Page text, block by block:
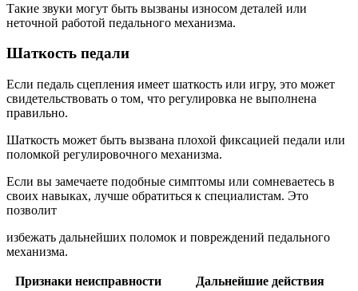
Такие звуки могут быть вызваны износом деталей или
неточной работой педального механизма.
Шаткость педали
Если педаль сцепления имеет шаткость или игру, это может
свидетельствовать о том, что регулировка не выполнена
правильно.
Шаткость может быть вызвана плохой фиксацией педали или
поломкой регулировочного механизма.
Если вы замечаете подобные симптомы или сомневаетесь в
своих навыках, лучше обратиться к специалистам. Это
позволит
избежать дальнейших поломок и повреждений педального
механизма.
Признаки неисправности
Дальнейшие действия